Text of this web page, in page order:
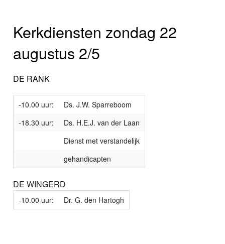
Kerkdiensten zondag 22
augustus 2/5
DE RANK
-10.00 uur:
Ds. J.W. Sparreboom
-18.30 uur:
Ds. H.E.J. van der Laan
Dienst met verstandelijk
gehandicapten
DE WINGERD
-10.00 uur: Dr. G. den Hartogh